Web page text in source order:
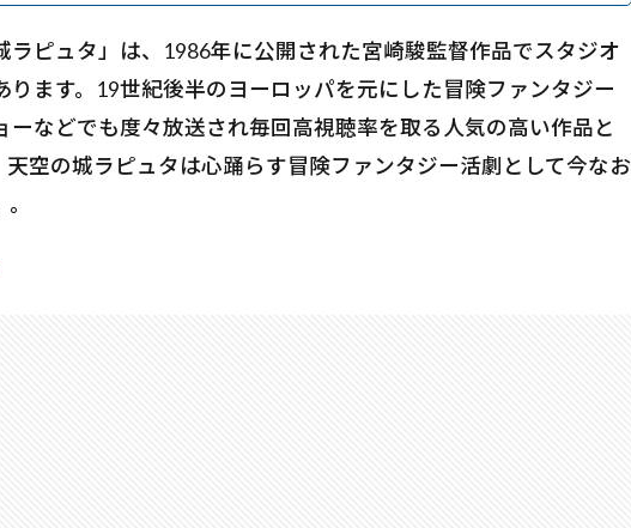
ラピュタ」は、1986年に公開された宮崎駿監督作品でスタジオ
ります。19世紀後半のヨーロッパを元にした冒険ファンタジー
ーなどでも度々放送され毎回高視聴率を取る人気の高い作品と
天空の城ラピュタは心踊らす冒険ファンタジー活劇として今なお